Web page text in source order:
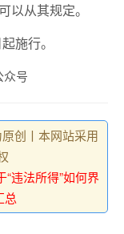
以从其规定。
施行。
众号
创丨本网站采用
违法所得”如何界
总